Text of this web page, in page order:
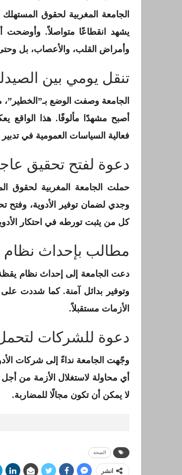
يشهد انقطاعًا متواصلاً.
وأمراض القلب، والأعصاب، بل
تنقل يومي بين
الجامعة وصفت الوضع
أصبح مشهدًا مألوفًا. هذا الواقع
فعالية السياسات العمومية في تدبير
دعوة لفتح تحقيق
حملت الجامعة المغربية لحقوق
وجدي لضمان توفير الأدوية،
كل من يثبت تورطه في احتكار
مطالب بإحداث نظام
دعت الجامعة إلى إحداث نظام يقظة
وتوفير بدائل آمنة. كما شددت على
الأزمات مستقبلاً.
دعوة للشركات
وجّهت الجامعة نداءً إلى شركات
أي محاولة لاستغلال الأزمة من أجل
لا يمكن أن تكون مجالًا للمضاربة.
الصحة
انشر